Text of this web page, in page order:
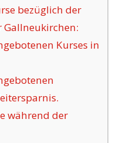
bezüglich der
Kurses in
während der